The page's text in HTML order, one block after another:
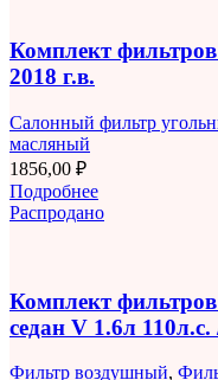
Комплект
2018 г.в.
Салонный фильтр
масляный
1856,00 ₽
Подробнее
Распродано
Комплект
седан V 1.6л
Фильтр воздушный,